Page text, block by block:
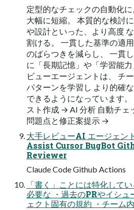
定型的なチェックの自動化
大幅に短縮。 本質的な検討
や設計といった、より高度
割ける。 一貫した基準の適
のばらつきを減らし、 一貫
に「長期記憶」や「学習能
ビューエージェントは、 チ
パターンを学習し より的確
できるようになっています
スト作成 → AI 分析 自動チェ
問題点と修正案提示 →
大手レビューAI エージェ
Assist Cursor BugBot
Reviewer
Claude Code Github Actions
「書く」ことには特化して
必要な ・過去のPRやイシュ
ェクト固有の規約 ・チーム